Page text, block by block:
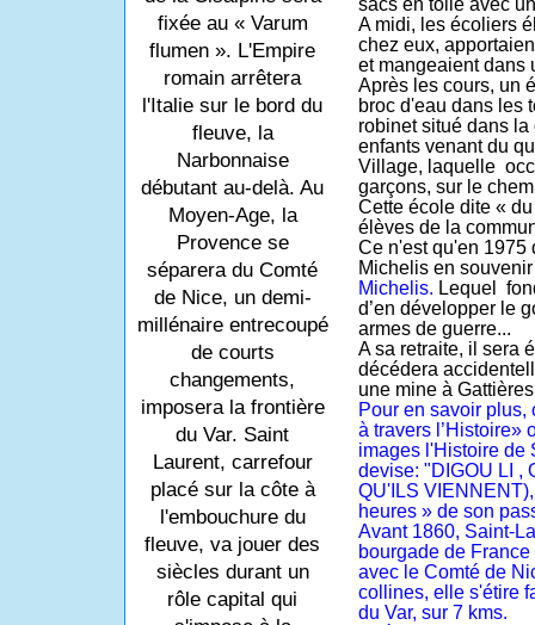
fixée au « Varum
flumen ». L'Empire
romain arrêtera
l'Italie sur le bord du
fleuve, la
Narbonnaise
débutant au-delà. Au
Moyen-Age, la
Provence se
séparera du Comté
de Nice, un demi-
millénaire entrecoupé
de courts
changements,
imposera la frontière
du Var. Saint
Laurent, carrefour
placé sur la côte à
l'embouchure du
fleuve, va jouer des
siècles durant un
rôle capital qui
sacs en toile avec
A midi, les écoliers
chez eux,
et mangeaient dans
Après les cours, un
broc d'eau dans les
robinet situé dans
enfants venant du
Village, laquelle
garçons, sur le
Cette école dite «
élèves de la
Ce n'est qu'en 1975
Michelis en
Michelis. Lequel
d’en développer le
armes de guerre...
A sa retraite, il sera
décédera
une mine à
Pour en savoir plus,
à travers l’Histoire»
images l'Histoire de
devise: "DIGOU LI ,
QU'ILS
heures » de son
Avant 1860, Saint-
bourgade de
avec le Comté de
collines, elle s'étire
du Var, sur 7 kms.